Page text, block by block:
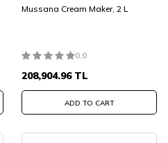
Mussana Cream Maker, 2 L
0.0
208,904.96TL
ADD TO CART